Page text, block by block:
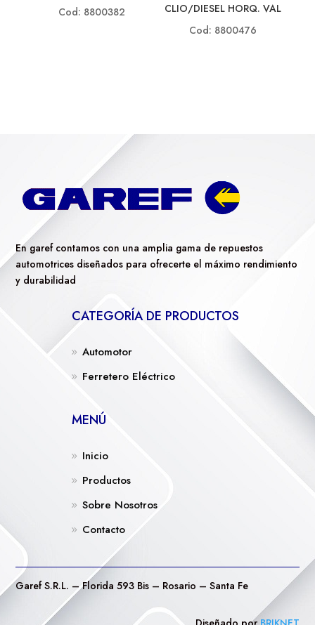
Cod: 8800382
CLIO/DIESEL HORQ. VAL
Cod: 8800476
En garef contamos con una amplia gama de repuestos
automotrices diseñados para ofrecerte el máximo rendimiento
y durabilidad
CATEGORÍA DE PRODUCTOS
Automotor
Ferretero Eléctrico
MENÚ
Inicio
Productos
Sobre Nosotros
Contacto
Garef S.R.L. – Florida 593 Bis – Rosario – Santa Fe